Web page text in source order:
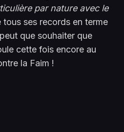
par nature avec le
tous ses records en terme
que souhaiter que
cette fois encore au
la Faim !